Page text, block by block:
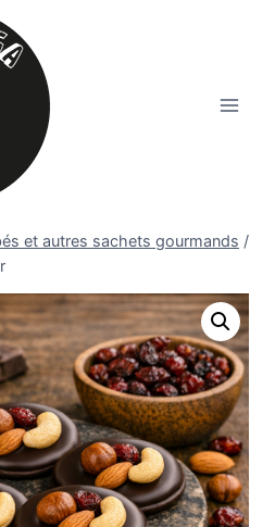
et autres sachets gourmands /